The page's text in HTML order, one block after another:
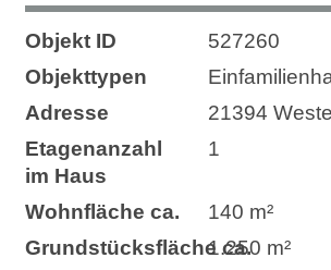
Objekt ID
527260
Objekttypen
Adresse
21394
Etagenanzahl
im Haus
1
Wohnfläche ca.
140 m²
Grund­stücks­fläche ca.
1.250 m²